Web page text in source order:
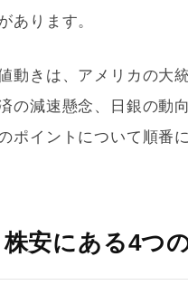
あります。
動きは、アメリカの大
の減速懸念、日銀の動
ポイントについて順番
安にある4つ